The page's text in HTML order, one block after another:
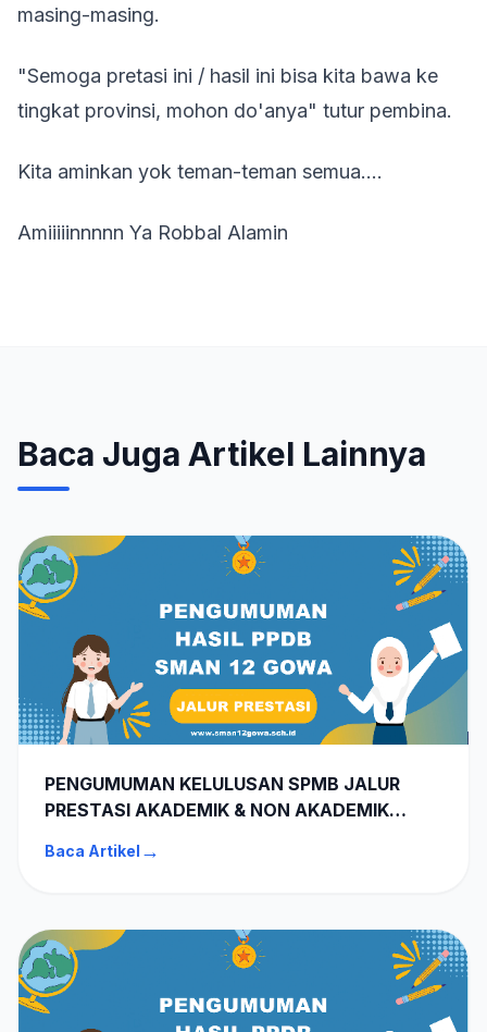
masing-masing.
"Semoga pretasi ini / hasil ini bisa kita bawa ke
tingkat provinsi, mohon do'anya" tutur pembina.
Kita aminkan yok teman-teman semua....
Amiiiiinnnnn Ya Robbal Alamin
Baca Juga Artikel Lainnya
PENGUMUMAN KELULUSAN SPMB JALUR
PRESTASI AKADEMIK & NON AKADEMIK
Baca Artikel →